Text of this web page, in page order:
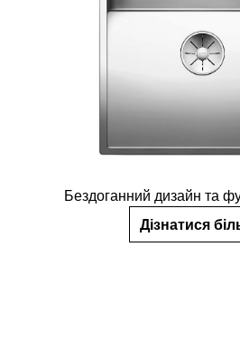
Бездоганний дизайн та
Дізнатися